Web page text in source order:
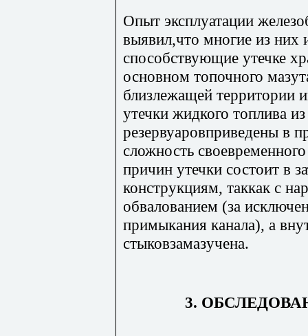
Опыт эксплуатации
выявил,что многие из
способствующие утечке
основном топочного
близлежащей территории
утечки жидкого топлива
резервуаровприведены в
сложность
причин утечки состоит в
конструкциям, таккак с
обвалованием (за
примыкания канала), а
стыковзамазучена.
3.